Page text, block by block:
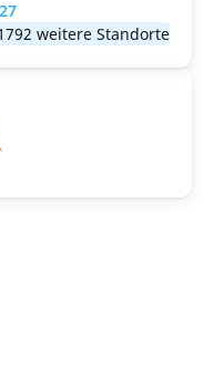
weitere Standorte